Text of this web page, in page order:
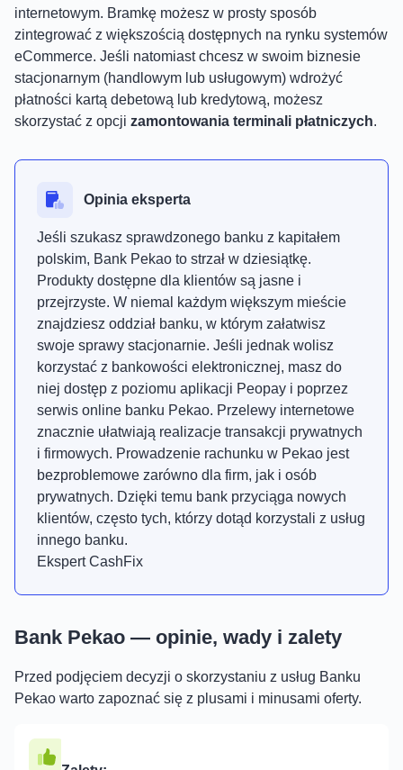
internetowym. Bramkę możesz w prosty sposób
zintegrować z większością dostępnych na rynku systemów
eCommerce. Jeśli natomiast chcesz w swoim biznesie
stacjonarnym (handlowym lub usługowym) wdrożyć
płatności kartą debetową lub kredytową, możesz
skorzystać z opcji zamontowania terminali płatniczych.
Opinia eksperta
Jeśli szukasz sprawdzonego banku z kapitałem
polskim, Bank Pekao to strzał w dziesiątkę.
Produkty dostępne dla klientów są jasne i
przejrzyste. W niemal każdym większym mieście
znajdziesz oddział banku, w którym załatwisz
swoje sprawy stacjonarnie. Jeśli jednak wolisz
korzystać z bankowości elektronicznej, masz do
niej dostęp z poziomu aplikacji Peopay i poprzez
serwis online banku Pekao. Przelewy internetowe
znacznie ułatwiają realizacje transakcji prywatnych
i firmowych. Prowadzenie rachunku w Pekao jest
bezproblemowe zarówno dla firm, jak i osób
prywatnych. Dzięki temu bank przyciąga nowych
klientów, często tych, którzy dotąd korzystali z usług
innego banku.
Ekspert CashFix
Bank Pekao — opinie, wady i zalety
Przed podjęciem decyzji o skorzystaniu z usług Banku
Pekao warto zapoznać się z plusami i minusami oferty.